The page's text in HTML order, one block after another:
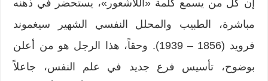
إن كل من يسمع كلمة «اللاشعور»، يستحضر في ذهنه
مباشرة، الطبيب والمحلل النفسي الشهير سيغموند
فرويد (1856 – 1939). وحقاً، هذا الرجل هو من أعلن
بوضوح، تأسيس فرع جديد في علم النفس، جاعلاً